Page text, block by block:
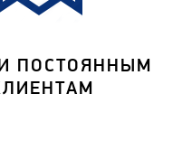
ПОСТОЯННЫМ